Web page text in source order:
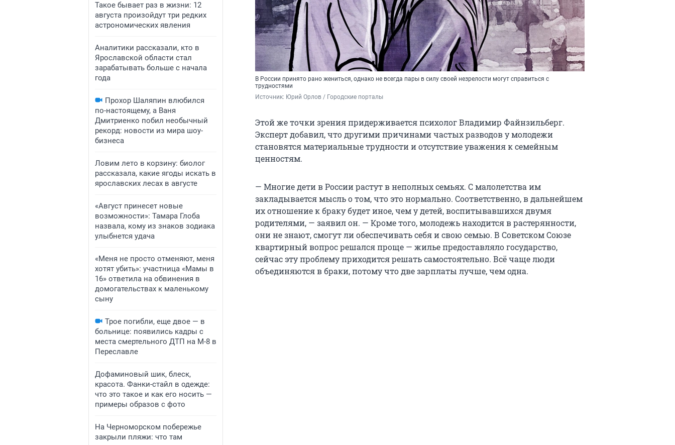
Такое бывает раз в жизни: 12
августа произойдут три редких
астрономических явления
Аналитики рассказали, кто в
Ярославской области стал
зарабатывать больше с начала
года
Прохор Шаляпин влюбился
по-настоящему, а Ваня
Дмитриенко побил необычный
рекорд: новости из мира шоу-
бизнеса
Ловим лето в корзину: биолог
рассказала, какие ягоды искать в
ярославских лесах в августе
«Август принесет новые
возможности»: Тамара Глоба
назвала, кому из знаков зодиака
улыбнется удача
«Меня не просто отменяют, меня
хотят убить»: участница «Мамы в
16» ответила на обвинения в
домогательствах к маленькому
сыну
Трое погибли, еще двое — в
больнице: появились кадры с
места смертельного ДТП на М-8 в
Переславле
Дофаминовый шик, блеск,
красота. Фанки-стайл в одежде:
что это такое и как его носить —
примеры образов с фото
На Черноморском побережье
закрыли пляжи: что там
В России принято рано жениться, однако не всегда пары в силу своей незрелости могут справиться с
трудностями
Источник: Юрий Орлов / Городские порталы
Этой же точки зрения придерживается психолог Владимир Файнзильберг.
Эксперт добавил, что другими причинами частых разводов у молодежи
становятся материальные трудности и отсутствие уважения к семейным
ценностям.
— Многие дети в России растут в неполных семьях. С малолетства им
закладывается мысль о том, что это нормально. Соответственно, в дальнейшем
их отношение к браку будет иное, чем у детей, воспитывавшихся двумя
родителями, — заявил он. — Кроме того, молодежь находится в растерянности,
они не знают, смогут ли обеспечивать себя и свою семью. В Советском Союзе
квартирный вопрос решался проще — жилье предоставляло государство,
сейчас эту проблему приходится решать самостоятельно. Всё чаще люди
объединяются в браки, потому что две зарплаты лучше, чем одна.